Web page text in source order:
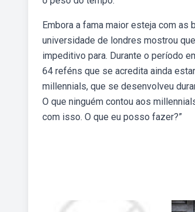
Embora a fama maior esteja com
universidade de londres mostrou
impeditivo para. Durante o período
64 reféns que se acredita ainda
millennials, que se desenvolveu
O que ninguém contou aos
com isso. O que eu posso fazer?”